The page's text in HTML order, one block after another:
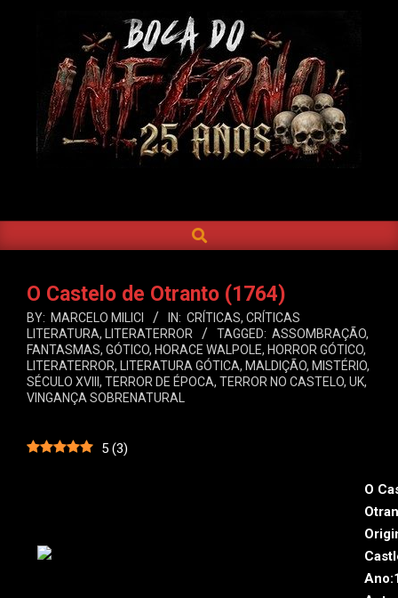
DO
INFERNO
Navigation
SEARCH
O Castelo de Otranto (1764)
BY: MARCELO MILICI IN: CRÍTICAS, CRÍTICAS
LITERATURA, LITERATERROR TAGGED: ASSOMBRAÇÃO,
FANTASMAS, GÓTICO, HORACE WALPOLE, HORROR GÓTICO,
LITERATERROR, LITERATURA GÓTICA, MALDIÇÃO, MISTÉRIO,
SÉCULO XVIII , TERROR DE ÉPOCA, TERROR NO CASTELO, UK,
VINGANÇA SOBRENATURAL
5 (3)
O
Ano: